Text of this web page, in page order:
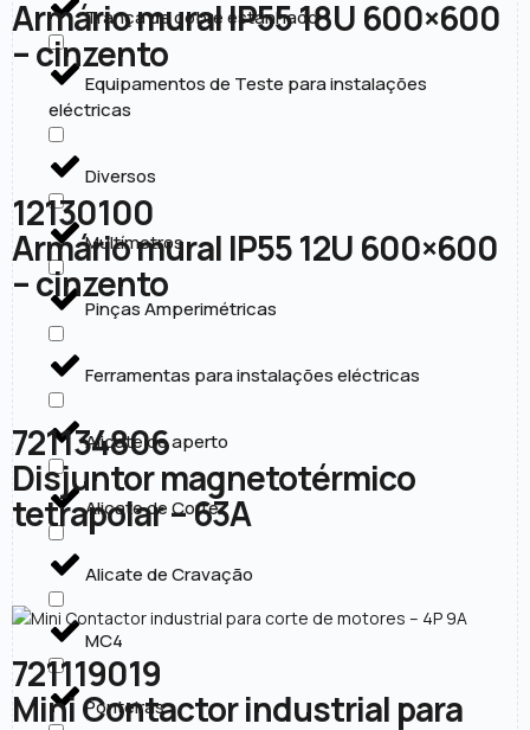
Trança de cobre estanhado
Equipamentos de Teste para instalações
eléctricas
Diversos
Multímetros
Pinças Amperimétricas
Ferramentas para instalações eléctricas
Alicate de aperto
Alicate de Corte
Alicate de Cravação
MC4
Ponteiras
Armário mural IP55 18U 600×600
– cinzento
12130100
Armário mural IP55 12U 600×600
– cinzento
721134806
Disjuntor magnetotérmico
tetrapolar – 63A
721119019
Mini Contactor industrial para